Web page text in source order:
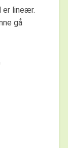
er lineær.
gå